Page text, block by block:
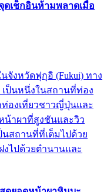
ดเช็กอินห้ามพลาดเมื่อ
จังหวัดฟุกุอิ (Fukui) ทาง
ป็นหนึ่งในสถานที่ท่อง
องเที่ยวชาวญี่ปุ่นและ
น้าผาที่สูงชันและวิว
สถานที่ที่เต็มไปด้วย
ไปด้วยตำนานและ